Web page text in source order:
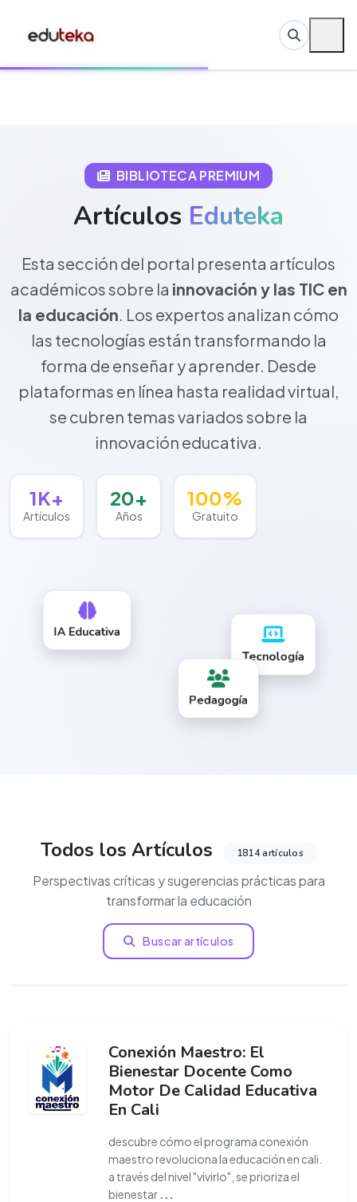
BIBLIOTECA PREMIUM
Artículos Eduteka
Esta sección del portal presenta artículos
académicos sobre la innovación y las TIC en
la educación. Los expertos analizan cómo
las tecnologías están transformando la
forma de enseñar y aprender. Desde
plataformas en línea hasta realidad virtual,
se cubren temas variados sobre la
innovación educativa.
1K+
Artículos
20+
Años
100%
Gratuito
IA Educativa
Tecnología
Pedagogía
Todos los Artículos 1814 artículos
Perspectivas críticas y sugerencias prácticas para
transformar la educación
Buscar artículos
Conexión Maestro: El
Bienestar Docente Como
Motor De Calidad Educativa
En Cali
descubre cómo el programa conexión
maestro revoluciona la educación en cali.
a través del nivel "vivirlo", se prioriza el
bienestar ...